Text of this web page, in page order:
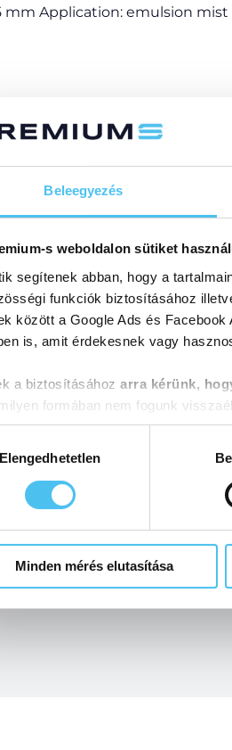
Beleegyezés
s weboldalon sütiket
segítenek abban, hogy a
funkciók biztosításához
között a Google Ads és
is, amit érdekesnek vagy
a biztosításához arra kérünk,
formában nem fogunk
is köszönjük!
Elengedhetetlen
Minden mérés elutasítása
mm Application: emulsion mist
.